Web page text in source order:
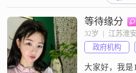
等待缘分
32岁  |  江苏淮
政府机构
大家好，我是